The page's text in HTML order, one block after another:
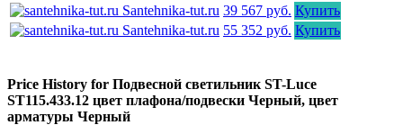
Santehnika-tut.ru 39 567 руб. Купить
Santehnika-tut.ru 55 352 руб. Купить
Price History for Подвесной светильник ST-Luce
ST115.433.12 цвет плафона/подвески Черный, цвет
арматуры Черный